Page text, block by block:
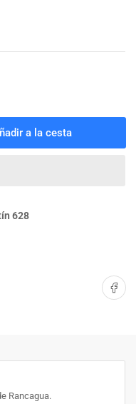
a la cesta
628
Compartir
Rancagua.